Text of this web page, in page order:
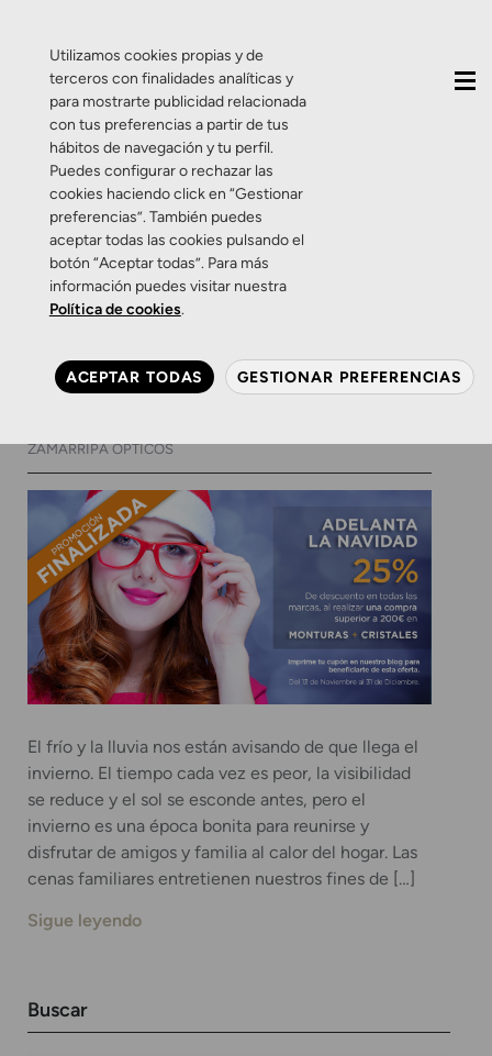
Etiqueta:cupon
Promociones Zamarripa
En Zamarripa nos
con un 25% de descuento
ZAMARRIPA ÓPTICOS
El frío y la lluvia nos están avisando de que llega el
invierno. El tiempo cada vez es peor, la visibilidad
se reduce y el sol se esconde antes, pero el
invierno es una época bonita para reunirse y
disfrutar de amigos y familia al calor del hogar. Las
cenas familiares entretienen nuestros fines de […]
Sigue leyendo
Buscar
Utilizamos cookies propias y de
terceros con finalidades analíticas y
para mostrarte publicidad relacionada
con tus preferencias a partir de tus
hábitos de navegación y tu perfil.
Puedes configurar o rechazar las
cookies haciendo click en “Gestionar
preferencias”. También puedes
aceptar todas las cookies pulsando el
botón “Aceptar todas”. Para más
información puedes visitar nuestra
Política de cookies.
ACEPTAR TODAS GESTIONAR PREFERENCIAS